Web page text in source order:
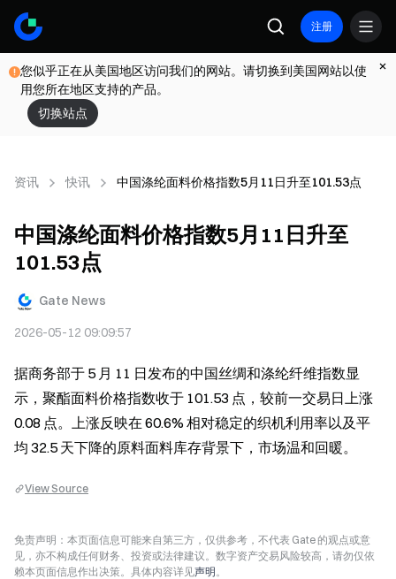
注册
您似乎正在从美国地区访问我们的网站。请切换到美国网站以使
用您所在地区支持的产品。
切换站点
资讯 快讯 中国涤纶面料价格指数5月11日升至101.53点
中国涤纶面料价格指数5月11日升至
101.53点
Gate News
2026-05-12 09:09:57
据商务部于 5 月 11 日发布的中国丝绸和涤纶纤维指数显
示，聚酯面料价格指数收于 101.53 点，较前一交易日上涨
0.08 点。上涨反映在 60.6% 相对稳定的织机利用率以及平
均 32.5 天下降的原料面料库存背景下，市场温和回暖。
View Source
免责声明：本页面信息可能来自第三方，仅供参考，不代表 Gate 的观点或意
见，亦不构成任何财务、投资或法律建议。数字资产交易风险较高，请勿仅依
赖本页面信息作出决策。具体内容详见声明。